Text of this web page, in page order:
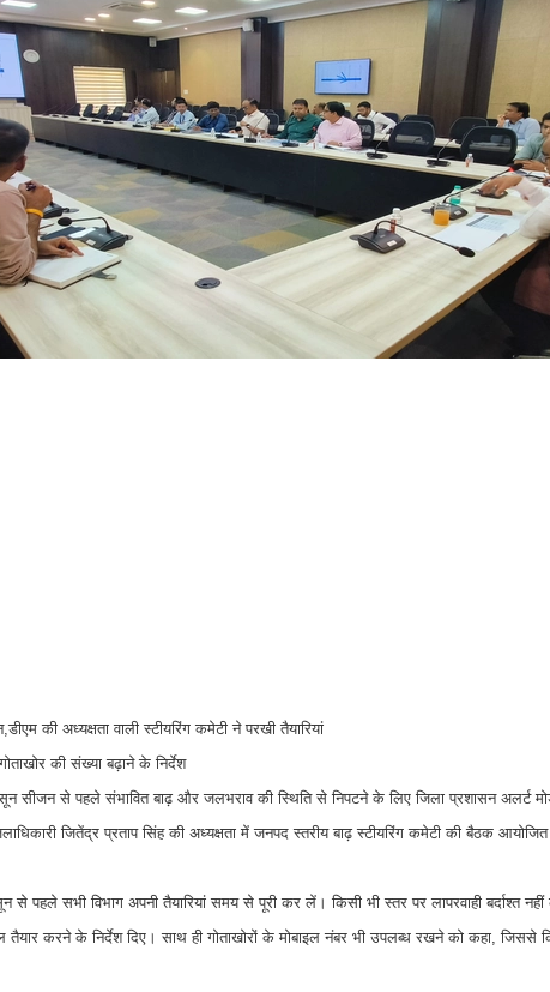
की अध्यक्षता वाली स्टीयरिंग कमेटी ने परखी तैयारियां
की संख्या बढ़ाने के निर्देश
सीजन से पहले संभावित बाढ़ और जलभराव की स्थिति से निपटने के लिए जिला प्रशासन अलर्ट
जितेंद्र प्रताप सिंह की अध्यक्षता में जनपद स्तरीय बाढ़ स्टीयरिंग कमेटी की बैठक आयोजित
पहले सभी विभाग अपनी तैयारियां समय से पूरी कर लें। किसी भी स्तर पर लापरवाही बर्दाश्त नहीं
तैयार करने के निर्देश दिए। साथ ही गोताखोरों के मोबाइल नंबर भी उपलब्ध रखने को कहा, जिससे